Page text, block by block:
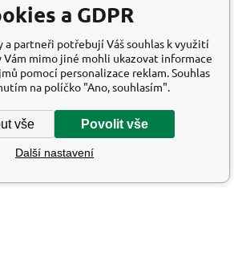
a GDPR
a partneři potřebují Váš souhlas k využití
mimo jiné mohli ukazovat informace
pomocí personalizace reklam. Souhlas
na políčko "Ano, souhlasím".
vše Povolit vše
Další nastavení